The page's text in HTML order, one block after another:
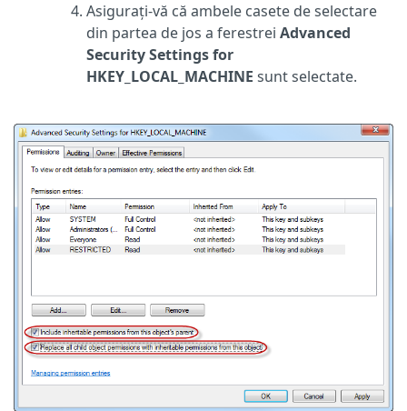
Asigurați-vă că ambele casete de selectare
din partea de jos a ferestrei Advanced
Security Settings for
HKEY_LOCAL_MACHINE sunt selectate.